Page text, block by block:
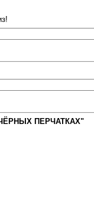
ЧЁРНЫХ ПЕРЧАТКАХ"